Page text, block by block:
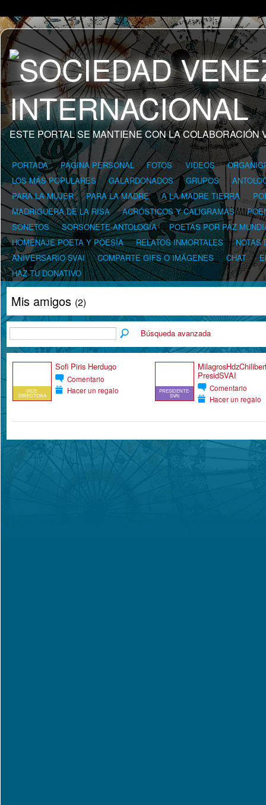
ESTE PORTAL SE MANTIENE CON LA COLABORACIÓN
PORTADA PÁGINA PERSONAL FOTOS VIDEOS
LOS MÁS POPULARES
GALARDONADOS GRUPOS
PARA LA MUJER
PARA LA MADRE A LA MADRE TIERRA
MADRIGUERA DE LA RISA
ACRÓSTICOS Y CALIGRAMAS
SONETOS
SORSONETE-ANTOLOGÍA
POETAS POR PAZ
HOMENAJE POETA Y POESÍA
RELATOS INMORTALES
NOTAS
ANIVERSARIO SVAI
COMPARTE GIFS O IMÁGENES CHAT
HAZ TU DONATIVO
Mis amigos (2)
Búsqueda avanzada
VICE-
DIRECTORA
Sofi Piris Herdugo
Comentario
Hacer un regalo
PRESIDENTE-
SVAI
PresidSVAI
Comentario
Hacer un regalo